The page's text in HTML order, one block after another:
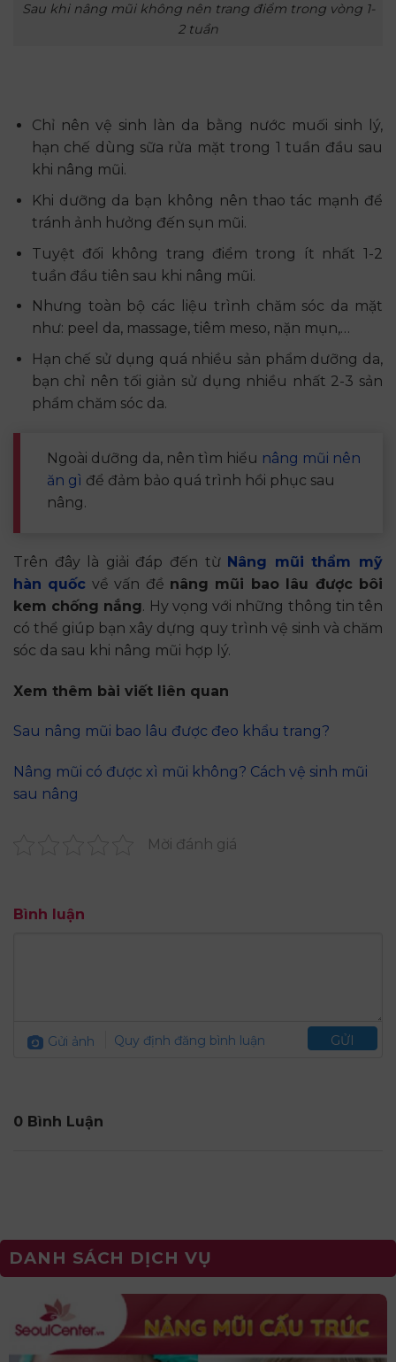
Sau khi nâng mũi không nên trang điểm trong vòng 1-
2 tuần
Chỉ nên vệ sinh làn da bằng nước muối sinh lý,
hạn chế dùng sữa rửa mặt trong 1 tuần đầu sau
khi nâng mũi.
Khi dưỡng da bạn không nên thao tác mạnh để
tránh ảnh hưởng đến sụn mũi.
Tuyệt đối không trang điểm trong ít nhất 1-2
tuần đầu tiên sau khi nâng mũi.
Nhưng toàn bộ các liệu trình chăm sóc da mặt
như: peel da, massage, tiêm meso, nặn mụn,…
Hạn chế sử dụng quá nhiều sản phẩm dưỡng da,
bạn chỉ nên tối giản sử dụng nhiều nhất 2-3 sản
phẩm chăm sóc da.
Ngoài dưỡng da, nên tìm hiểu nâng mũi nên
ăn gì để đảm bảo quá trình hồi phục sau
nâng.
Trên đây là giải đáp đến từ Nâng mũi thẩm mỹ
hàn quốc về vấn đề nâng mũi bao lâu được bôi
kem chống nắng. Hy vọng với những thông tin tên
có thể giúp bạn xây dựng quy trình vệ sinh và chăm
sóc da sau khi nâng mũi hợp lý.
Xem thêm bài viết liên quan
Sau nâng mũi bao lâu được đeo khẩu trang?
Nâng mũi có được xì mũi không? Cách vệ sinh mũi
sau nâng
Mời đánh giá
Bình luận
Gửi ảnh Quy định đăng bình luận GỬI
0 Bình Luận
DANH SÁCH DỊCH VỤ